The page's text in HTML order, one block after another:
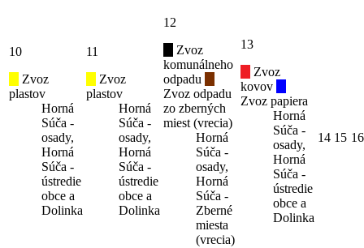
10
Zvoz
plastov
Horná
Súča -
osady,
Horná
Súča -
ústredie
obce a
Dolinka
11
Zvoz
plastov
Horná
Súča -
osady,
Horná
Súča -
ústredie
obce a
Dolinka
12
Zvoz
komunálneho
odpadu
Zvoz odpadu
zo zberných
miest (vrecia)
Horná
Súča -
osady,
Horná
Súča -
Zberné
miesta
(vrecia)
13
Zvoz
kovov
Zvoz papiera
Horná
Súča -
osady,
Horná
Súča -
ústredie
obce a
Dolinka
14 15 16